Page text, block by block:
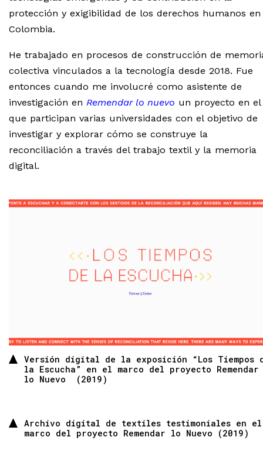
protección y exigibilidad de los derechos humanos en
Colombia.
He trabajado en procesos de construcción de
colectiva vinculados a la tecnología desde 2018. Fue
entonces cuando me involucré como asistente de
investigación en Remendar lo nuevo un proyecto en el
que participan varias universidades con el objetivo de
investigar y explorar cómo se construye la
reconciliación a través del trabajo textil y la memoria
digital.
Versión digital de la exposición “Los Tiempos
la Escucha” en el marco del proyecto Remendar
lo Nuevo (2019)
Archivo digital de textiles testimoniales en el
marco del proyecto Remendar lo Nuevo (2019)